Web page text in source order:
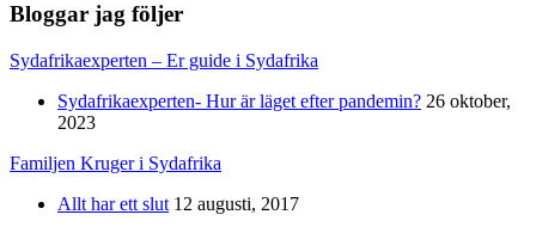
Bloggar jag följer
Sydafrikaexperten – Er guide i Sydafrika
Sydafrikaexperten- Hur är läget efter pandemin? 26 oktober,
2023
Familjen Kruger i Sydafrika
Allt har ett slut 12 augusti, 2017